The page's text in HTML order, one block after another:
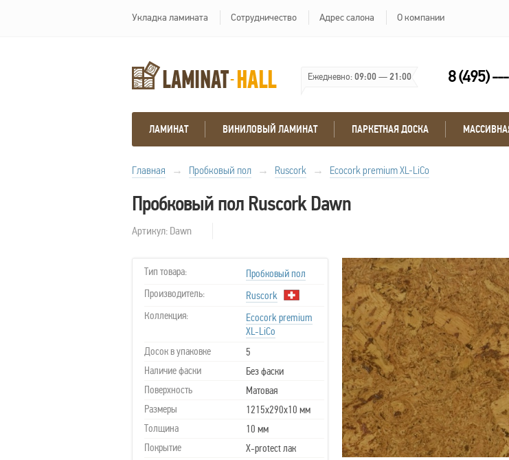
Укладка ламината Сотрудничество Адрес салона О компании
Ежедневно:09:00—21:00 8 (495)
ЛАМИНАТ ВИНИЛОВЫЙ ЛАМИНАТ ПАРКЕТНАЯ ДОСКА
Главная → Пробковый пол → Ruscork → Ecocork premium XL-LiCo
Пробковый пол Ruscork Dawn
Артикул: Dawn
Тип товара:
Пробковый пол
Производитель:
Ruscork
Коллекция:
Ecocork premium
XL-LiCo
Досок в упаковке
5
Наличие фаски
Без фаски
Поверхность
Матовая
Размеры
1215х290х10 мм
Толщина
10 мм
Покрытие
X-protect лак